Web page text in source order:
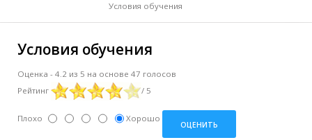
Стоимость
Акции
Материалы
Условия обучения
Условия обучения
Оценка - 4.2 из 5 на основе 47 голосов
Рейтинг
/ 5
Плохо Хорошо